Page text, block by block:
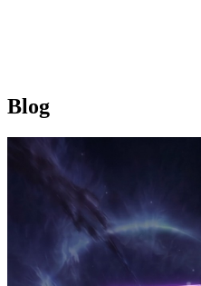
Blog